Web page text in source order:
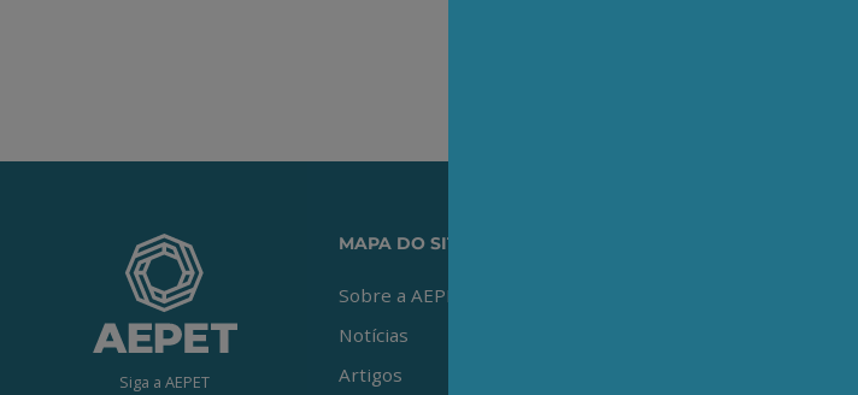
Ao clicar em “Cadastrar” você
Siga a AEPET
MAPA DO SITE
Sobre a AEPET
Notícias
Artigos